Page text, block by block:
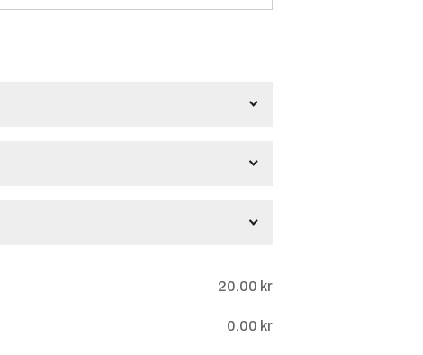
20.00 kr
0.00 kr